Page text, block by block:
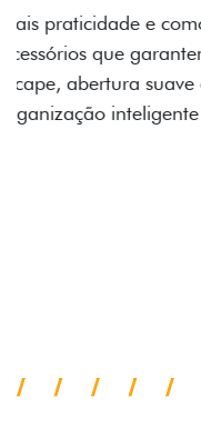
Prepare sua picape
off-road combina
toneladas,
oferecendo mais